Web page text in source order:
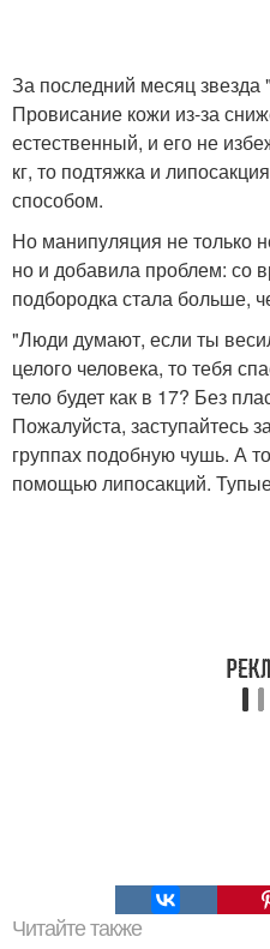
За последний месяц звезда
Провисание кожи из-за
естественный, и его не
кг, то подтяжка и
способом.
Но манипуляция не только
но и добавила проблем: со
подбородка стала больше,
"Люди думают, если ты
целого человека, то тебя
тело будет как в 17? Без
Пожалуйста, заступайтесь
группах подобную чушь. А
помощью липосакций.
Читайте также